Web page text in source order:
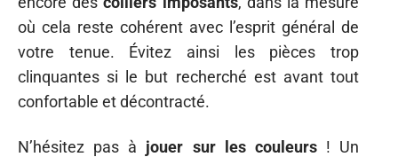
où cela reste cohérent avec l’esprit général de
votre tenue. Évitez ainsi les pièces trop
clinquantes si le but recherché est avant tout
confortable et décontracté.
N’hésitez pas à jouer sur les couleurs! Un